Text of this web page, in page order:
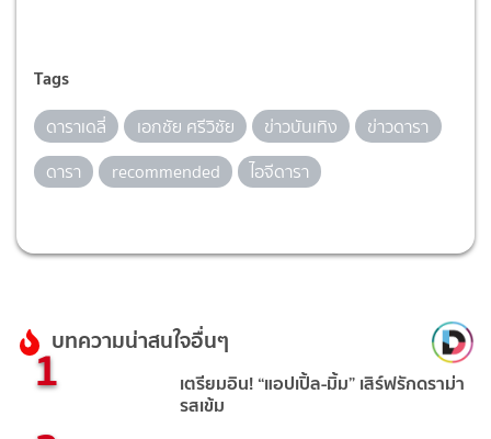
Tags
ดาราเดลี่ เอกชัย ศรีวิชัย ข่าวบันเทิง
ข่าวดารา
ดารา
recommended ไอจีดารา
บทความน่าสนใจอื่นๆ
1 เตรียมอิน! “แอปเปิ้ล-มิ้ม” เสิร์ฟรักดราม่า
รสเข้ม